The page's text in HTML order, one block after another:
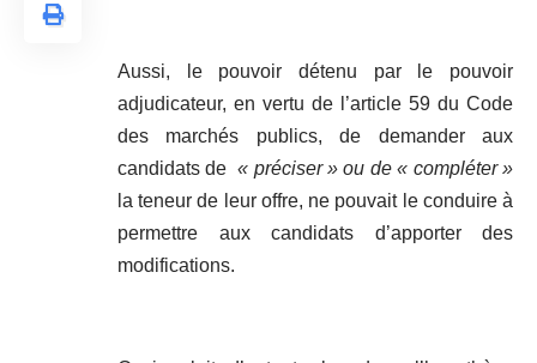
Aussi, le pouvoir détenu par le pouvoir
adjudicateur, en vertu de l’article 59 du Code
des marchés publics, de demander aux
candidats de « préciser » ou de « compléter »
la teneur de leur offre, ne pouvait le conduire à
permettre aux candidats d’apporter des
modifications.